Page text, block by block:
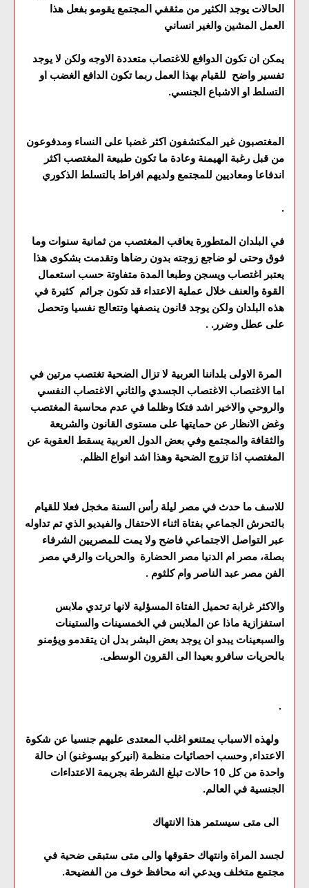
الحالات يوجد الكثير من مثقفي المجتمع يقومو بفعل هذا
العمل المشين والغير انساني
يمكن ان تكون الدوافع للاغتصاب متعددة الاوجه ولكن لا يوجد
تفسير واضح للقيام بهذا العمل ربما تكون الدافع الغضب او
التسلط او الاشباع الجنسي.
المغتصبون غير المكتشفون اكثر غضبا على النساء ومدفوعون
من قبل رغبة الهيمنة وعادة ما تكون طبيعة المغتصب اكثر
اندفاعا ومعاديين للمجتمع ولديهم افراط بالتسلط الذكوري
.
في البلدان المتطورة يعاقب المغتصب من ثمانية سنوات وما
فوق وحتى لو ضاجع زوجته بدون رضاها وتقدمت بشكوى هذا
يعتبر اغتصاب ويسجن وطبعا المدة متفاوتة حسب استعمال
القوة والعنف خلال عملية الاعتداء قد تكون جرائم كثيرة في
هذه البلدان ولكن يوجد قانون ينصفها وتتعالج نفسيا وتحصل
على عطل وضرر. .
المرة الاولى بلداننا العربية لا تزال الضحية تغتصب مرتين في
اما الاغتصاب الاغتصاب الجسدي والثاني الاغتصاب النفسي
والروحي والاخير اشد فتكا وظلما في عدم محاسبة المغتصب
وغض الانظار عن حمايتها على مستوى القانون والشريعة
والثقافة والمجتمع وفي بعض الدول العربية يسقط العقوبة عن
المغتصب اذا تزوج الضحية وهذا اشد انواع الظلم.
للاسف ما حدث في مصر ليلة رأس السنة مخجل فعلا للقيام
بالتحرش الجماعي بفتاة اثناء الاحتفال والفيديو الذي تم تداوله
عبر التواصل الاجتماعي فاضح ولا يمت للمصريين الشرفاء
بصلة، مصر ام الدنيا مصر الحضارة والحريات والرقي مصر
الفن مصر عبد الناصر وام كلثوم .
والاكثر غرابة تحميل الفتاة المسؤلية لانها ترتدي ملابس
استفزازية ماذا عن الملابس في الخمسينات والستينات
والسبعينات يبدو ان يوجد بعض البشر بدل ان يتقدمو ويؤمنو
بالحريات سافرو بعيدا الى القرون الوسطى.
.
ولهذه الاسباب يمتنعو اغلب المعتدى عليهم جنسيا عن شكوة
الاعتداء, وحسب احصائيات منظمة (انيركو بيسوغنو) ان حالة
واحدة من كل 10 حالات تبلغ الشرطة بجريمة الاعتداءات
الجنسية في العالم.
الى متى سيستمر هذا الانتهاك
لجسد المراة وانتهاك حقوقها والى متى ستبقى ضحية في
مجتمع متخلف ويدعي انه محافظ خوف من الفضيحة.